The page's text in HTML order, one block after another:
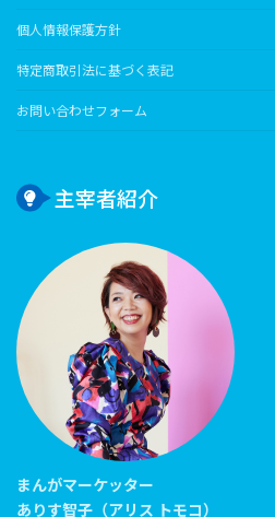
個人情報保護方針
特定商取引法に基づく表記
お問い合わせフォーム
主宰者紹介
まんがマーケッター
ありす智子（アリス トモコ）